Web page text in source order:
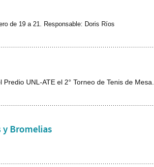
de 19 a 21. Responsable: Doris Ríos
UNL-ATE el 2° Torneo de Tenis de Mesa.
y Bromelias